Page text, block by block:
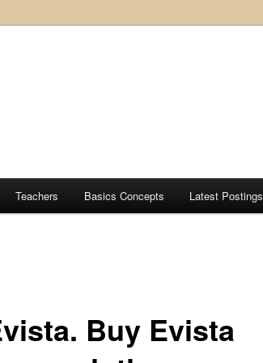
Teachers Basics Concepts Latest Postings
Buy Evista